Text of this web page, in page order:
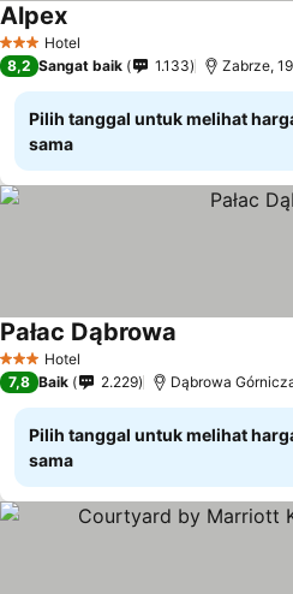
3 BintangHotel
Alpex
8,2 Sangat baik 1.133 Zabrze,
Pilih tanggal untuk melihat
sama
3 BintangHotel
Pałac Dąbrowa
7,8 Baik 2.229 Dąbrowa
Pilih tanggal untuk melihat
sama